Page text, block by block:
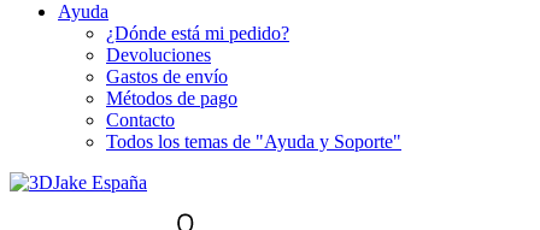
Ayuda
¿Dónde está mi pedido?
Devoluciones
Gastos de envío
Métodos de pago
Contacto
Todos los temas de "Ayuda y Soporte"